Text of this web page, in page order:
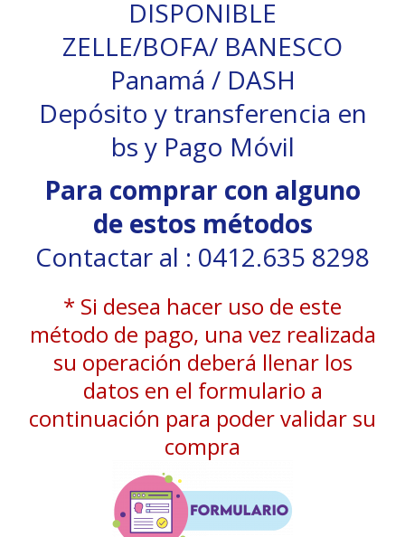
DISPONIBLE
ZELLE/BOFA/ BANESCO
Panamá / DASH
Depósito y transferencia en
bs y Pago Móvil
Para comprar con alguno
de estos métodos
Contactar al : 0412.635 8298
* Si desea hacer uso de este
método de pago, una vez realizada
su operación deberá llenar los
datos en el formulario a
continuación para poder validar su
compra